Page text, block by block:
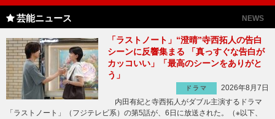
芸能ニュース NEWS
「ラストノート」“澄晴”寺西拓人の告白
シーンに反響集まる 「真っすぐな告白が
カッコいい」「最高のシーンをありがと
う」
ドラマ
2026年8月7日
内田有紀と寺西拓人がダブル主演するドラマ
「ラストノート」（フジテレビ系）の第5話が、6日に放送された。（※以下、